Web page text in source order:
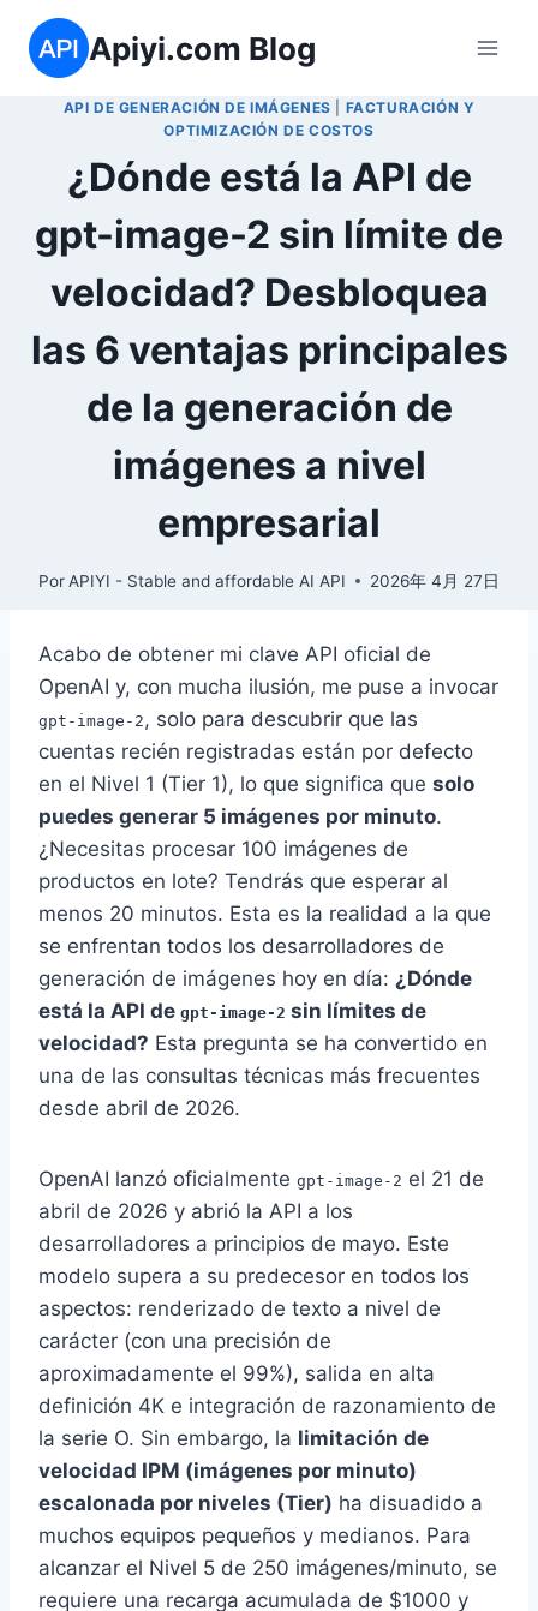
Saltar
contenido
Apiyi.com Blog
API DE GENERACIÓN DE IMÁGENES
FACTURACIÓN Y
OPTIMIZACIÓN DE COSTOS
¿Dónde está la API de
gpt-image-2 sin límite de
velocidad? Desbloquea
las 6 ventajas principales
de la generación de
imágenes a nivel
empresarial
Por APIYI - Stable and affordable AI API 2026年 4月 27日
Acabo de obtener mi clave API oficial de
OpenAI y, con mucha ilusión, me puse a invocar
gpt-image-2, solo para descubrir que las
cuentas recién registradas están por defecto
en el Nivel 1 (Tier 1), lo que significa que solo
puedes generar 5 imágenes por minuto.
¿Necesitas procesar 100 imágenes de
productos en lote? Tendrás que esperar al
menos 20 minutos. Esta es la realidad a la que
se enfrentan todos los desarrolladores de
generación de imágenes hoy en día: ¿Dónde
está la API de gpt-image-2 sin límites de
velocidad? Esta pregunta se ha convertido en
una de las consultas técnicas más frecuentes
desde abril de 2026.
OpenAI lanzó oficialmente gpt-image-2 el 21 de
abril de 2026 y abrió la API a los
desarrolladores a principios de mayo. Este
modelo supera a su predecesor en todos los
aspectos: renderizado de texto a nivel de
carácter (con una precisión de
aproximadamente el 99%), salida en alta
definición 4K e integración de razonamiento de
la serie O. Sin embargo, la limitación de
velocidad IPM (imágenes por minuto)
escalonada por niveles (Tier) ha disuadido a
muchos equipos pequeños y medianos. Para
alcanzar el Nivel 5 de 250 imágenes/minuto, se
requiere una recarga acumulada de $1000 y